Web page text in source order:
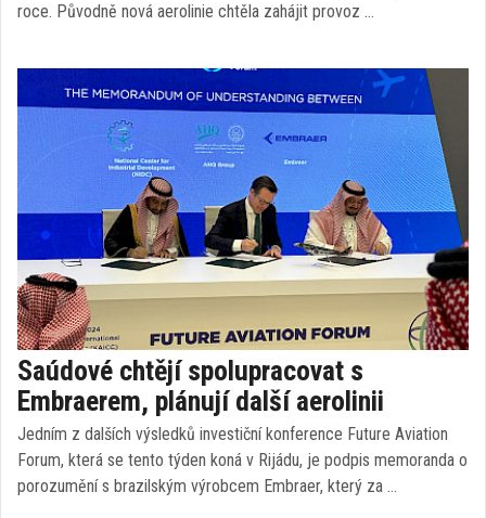
roce. Původně nová aerolinie chtěla zahájit provoz …
Saúdové chtějí spolupracovat s
Embraerem, plánují další aerolinii
Jedním z dalších výsledků investiční konference Future Aviation
Forum, která se tento týden koná v Rijádu, je podpis memoranda o
porozumění s brazilským výrobcem Embraer, který za …